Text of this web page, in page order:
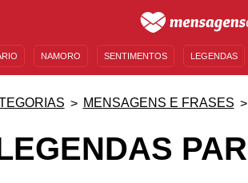
NAMORO SENTIMENTOS LEGENDAS
MENSAGENS E FRASES